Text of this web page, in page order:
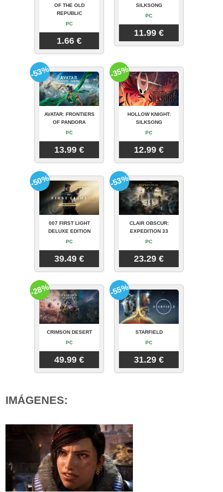
OF THE OLD
REPUBLIC
PC
1.66 €
SILKSONG
PC
11.99 €
AVATAR: FRONTIERS
OF PANDORA
PC
13.99 €
-53%
HOLLOW KNIGHT:
SILKSONG
PC
12.99 €
-35%
007 FIRST LIGHT
DELUXE EDITION
PC
39.49 €
-50%
CLAIR OBSCUR:
EXPEDITION 33
PC
23.29 €
-53%
CRIMSON DESERT
PC
49.99 €
-28%
STARFIELD
PC
31.29 €
-55%
IMÁGENES: